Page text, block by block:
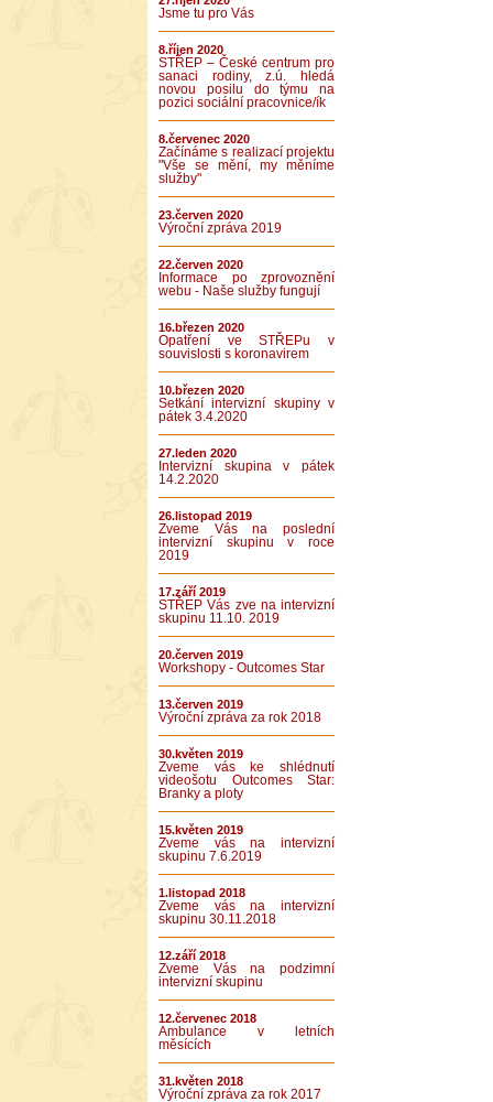
Jsme tu pro Vás
8.říjen 2020
STŘEP – České centrum pro
sanaci rodiny, z.ú. hledá
novou posilu do týmu na
pozici sociální pracovnice/ík
8.červenec 2020
Začínáme s realizací projektu
"Vše se mění, my měníme
služby"
23.červen 2020
Výroční zpráva 2019
22.červen 2020
Informace po zprovoznění
webu - Naše služby fungují
16.březen 2020
Opatření ve STŘEPu v
souvislosti s koronavirem
10.březen 2020
Setkání intervizní skupiny v
pátek 3.4.2020
27.leden 2020
Intervizní skupina v pátek
14.2.2020
26.listopad 2019
Zveme Vás na poslední
intervizní skupinu v roce
2019
17.září 2019
STŘEP Vás zve na intervizní
skupinu 11.10. 2019
20.červen 2019
Workshopy - Outcomes Star
13.červen 2019
Výroční zpráva za rok 2018
30.květen 2019
Zveme vás ke shlédnutí
videošotu Outcomes Star:
Branky a ploty
15.květen 2019
Zveme vás na intervizní
skupinu 7.6.2019
1.listopad 2018
Zveme vás na intervizní
skupinu 30.11.2018
12.září 2018
Zveme Vás na podzimní
intervizní skupinu
12.červenec 2018
Ambulance v letních
měsících
31.květen 2018
Výroční zpráva za rok 2017